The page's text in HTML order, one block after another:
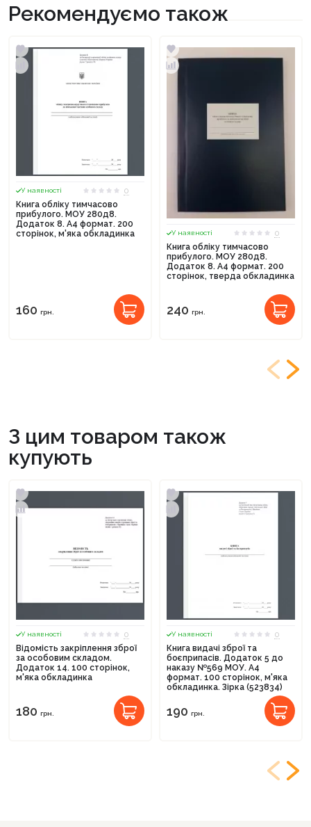
Рекомендуємо також
У наявності
0
Книга обліку тимчасово
прибулого. МОУ 280д8.
Додаток 8. А4 формат. 200
сторінок, м'яка обкладинка
160 грн.
У наявності
0
Книга обліку тимчасово
прибулого. МОУ 280д8.
Додаток 8. А4 формат. 200
сторінок, тверда обкладинка
240 грн.
З цим товаром також
купують
У наявності
0
Відомість закріплення зброї
за особовим складом.
Додаток 14. 100 сторінок,
м'яка обкладинка
180 грн.
У наявності
0
Книга видачі зброї та
боєприпасів. Додаток 5 до
наказу №569 МОУ. А4
формат. 100 сторінок, м'яка
обкладинка. Зірка (523834)
190 грн.